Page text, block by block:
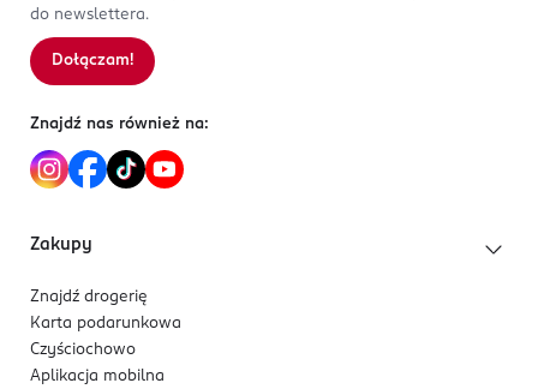
do newslettera.
Dołączam!
Znajdź nas również na:
Zakupy
Znajdź drogerię
Karta podarunkowa
Czyściochowo
Aplikacja mobilna